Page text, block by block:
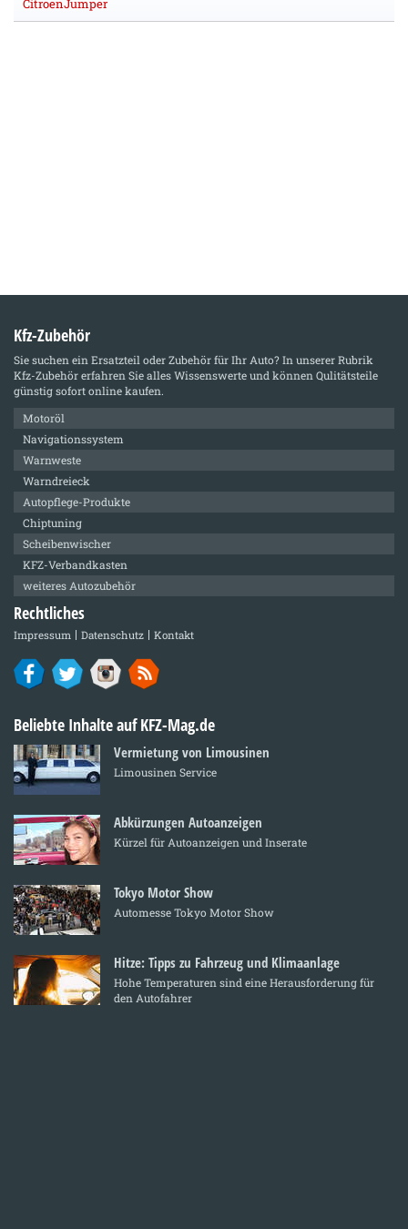
CitroenJumper
Kfz-Zubehör
Sie suchen ein Ersatzteil oder Zubehör für Ihr Auto? In unserer Rubrik
Kfz-Zubehörerfahren Sie alles Wissenswerte und können Qulitätsteile
günstig sofort online kaufen.
Motoröl
Navigationssystem
Warnweste
Warndreieck
Autopflege-Produkte
Chiptuning
Scheibenwischer
KFZ-Verbandkasten
weiteres Autozubehör
Rechtliches
Impressum Datenschutz Kontakt
Beliebte Inhalte auf KFZ-Mag.de
Vermietung von Limousinen
Limousinen Service
Abkürzungen Autoanzeigen
Kürzel für Autoanzeigen und Inserate
Tokyo Motor Show
Automesse Tokyo Motor Show
Hitze: Tipps zu Fahrzeug und Klimaanlage
Hohe Temperaturen sind eine Herausforderung für
den Autofahrer